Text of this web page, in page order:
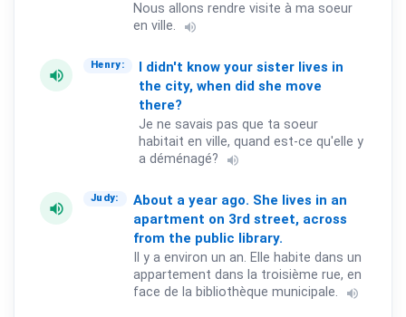
Nous allons rendre visite à ma soeur
en ville.
volume_up
volume_up
Henry: I didn't know your sister lives in
the city, when did she move
there?
Je ne savais pas que ta soeur
habitait en ville, quand est-ce qu'elle y
a déménagé?
volume_up
volume_up
Judy: About a year ago. She lives in an
apartment on 3rd street, across
from the public library.
Il y a environ un an. Elle habite dans un
appartement dans la troisième rue, en
face de la bibliothèque municipale.
volume_up